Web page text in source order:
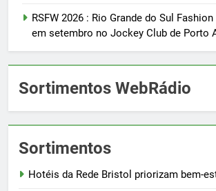
RSFW 2026 : Rio Grande do Sul
em setembro no Jockey Club de Porto
Sortimentos WebRádio
Sortimentos
Hotéis da Rede Bristol priorizam bem-